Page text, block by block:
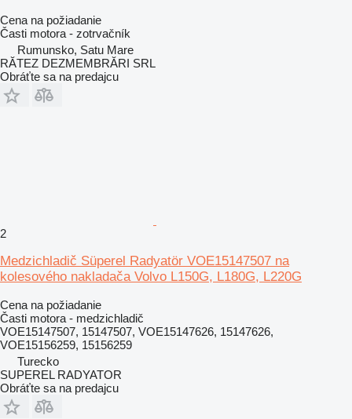
Cena na požiadanie
Časti motora - zotrvačník
Rumunsko, Satu Mare
RĂTEZ DEZMEMBRĂRI SRL
Obráťte sa na predajcu
2
Medzichladič Süperel Radyatör VOE15147507 na
kolesového nakladača Volvo L150G, L180G, L220G
Cena na požiadanie
Časti motora - medzichladič
VOE15147507, 15147507, VOE15147626, 15147626,
VOE15156259, 15156259
Turecko
SUPEREL RADYATOR
Obráťte sa na predajcu